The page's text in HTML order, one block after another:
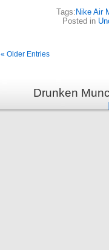
Tags: Nike Air
Posted in
« Older Entries
Drunken